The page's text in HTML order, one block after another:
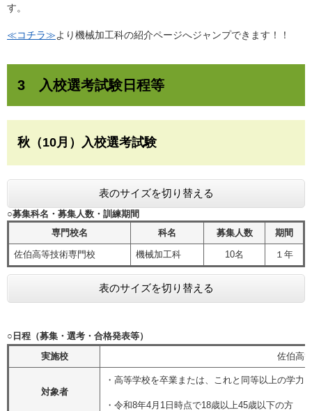
す。
≪コチラ≫より機械加工科の紹介ページへジャンプできます！！
3 入校選考試験日程等
秋（10月）入校選考試験
表のサイズを切り替える
○募集科名・募集人数・訓練期間
専門校名
科名 募集人数 期間
佐伯高等技術専門校 機械加工科 10名 １年
表のサイズを切り替える
○日程（募集・選考・合格発表等）
実施校
佐伯高
対象者
・高等学校を卒業または、これと同等以上の学力
・令和8年4月1日時点で18歳以上45歳以下の方